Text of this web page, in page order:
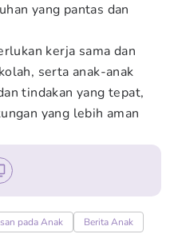
yang pantas dan
kerja sama dan
serta anak-anak
tindakan yang tepat,
yang lebih aman
pada Anak Berita Anak